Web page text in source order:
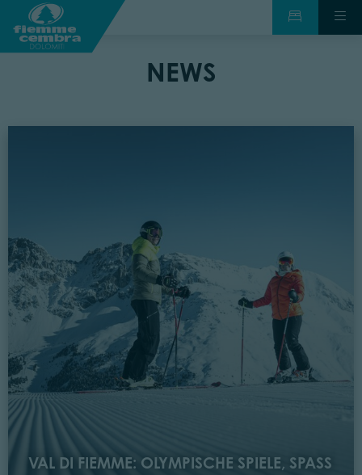
NEWS
VAL DI FIEMME: OLYMPISCHE SPIELE, SPASS U